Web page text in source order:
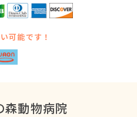
可能です！
森動物病院